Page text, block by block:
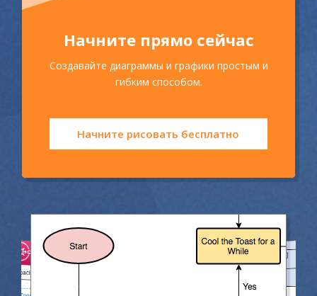
Начните прямо сейчас
Создавайте диаграммы и графики простым и
гибким способом.
Начните рисовать бесплатно